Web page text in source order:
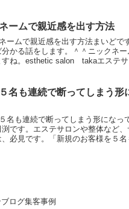
ームで親近感を出す方法
ムで親近感を出す方法まいどで
かる話をします。＾＾ニックネー
すね。esthetic salon takaエステサ
名も連続で断ってしまう形
も連続で断ってしまう形になっ
です。エステサロンや整体など、
必見です。「新規のお客様を５名
ログ集客事例